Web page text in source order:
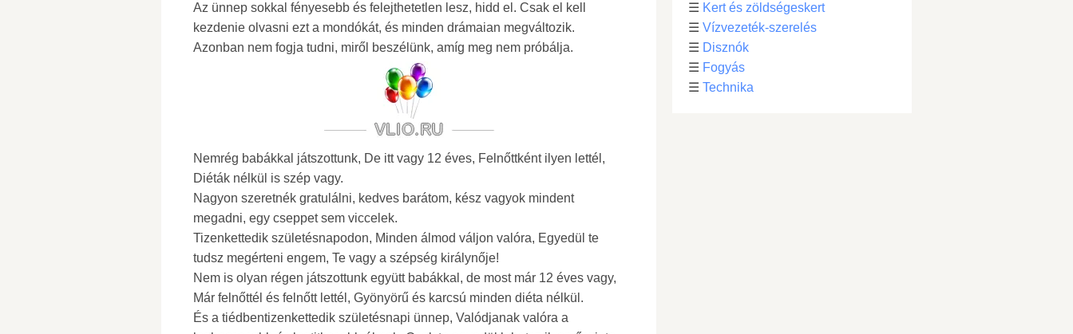
Az ünnep sokkal fényesebb és felejthetetlen lesz, hidd el. Csak el kell
kezdenie olvasni ezt a mondókát, és minden drámaian megváltozik.
Azonban nem fogja tudni, miről beszélünk, amíg meg nem próbálja.
Nemrég babákkal játszottunk, De itt vagy 12 éves, Felnőttként ilyen lettél,
Diéták nélkül is szép vagy.
Nagyon szeretnék gratulálni, kedves barátom, kész vagyok mindent
megadni, egy cseppet sem viccelek.
Tizenkettedik születésnapodon, Minden álmod váljon valóra, Egyedül te
tudsz megérteni engem, Te vagy a szépség királynője!
Nem is olyan régen játszottunk együtt babákkal, de most már 12 éves vagy,
Már felnőttél és felnőtt lettél, Gyönyörű és karcsú minden diéta nélkül.
És a tiédbentizenkettedik születésnapi ünnep, Valódjanak valóra a
☰ Kert és zöldségeskert
☰ Vízvezeték-szerelés
☰ Disznók
☰ Fogyás
☰ Technika